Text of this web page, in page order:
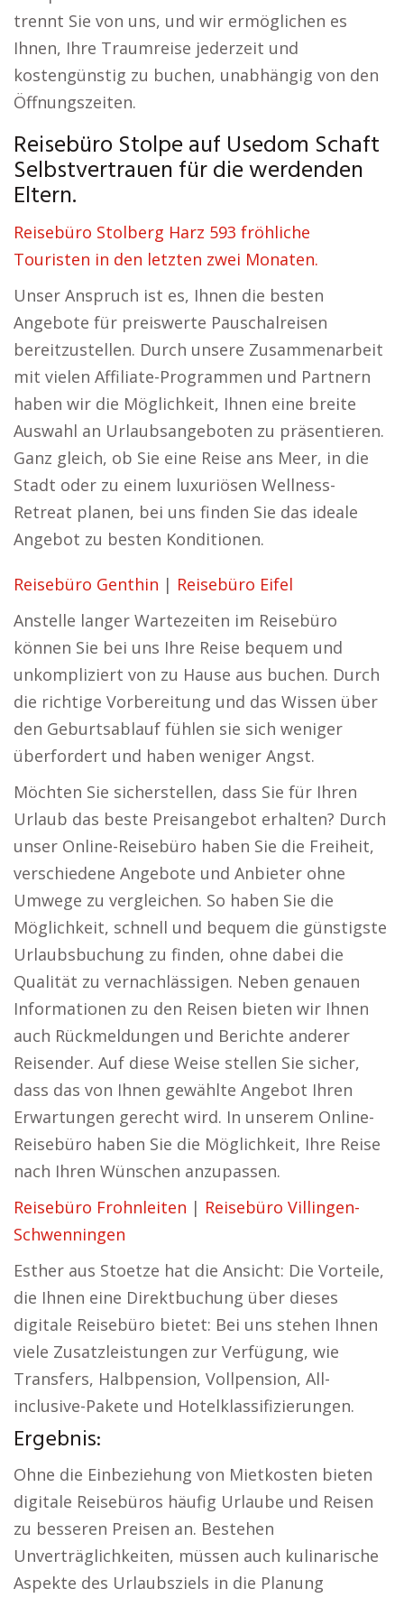
trennt Sie von uns, und wir ermöglichen es
Ihnen, Ihre Traumreise jederzeit und
kostengünstig zu buchen, unabhängig von den
Öffnungszeiten.
Reisebüro Stolpe auf Usedom Schaft
Selbstvertrauen für die werdenden
Eltern.
Reisebüro Stolberg Harz 593 fröhliche
Touristen in den letzten zwei Monaten.
Unser Anspruch ist es, Ihnen die besten
Angebote für preiswerte Pauschalreisen
bereitzustellen. Durch unsere Zusammenarbeit
mit vielen Affiliate-Programmen und Partnern
haben wir die Möglichkeit, Ihnen eine breite
Auswahl an Urlaubsangeboten zu präsentieren.
Ganz gleich, ob Sie eine Reise ans Meer, in die
Stadt oder zu einem luxuriösen Wellness-
Retreat planen, bei uns finden Sie das ideale
Angebot zu besten Konditionen.
Reisebüro Genthin | Reisebüro Eifel
Anstelle langer Wartezeiten im Reisebüro
können Sie bei uns Ihre Reise bequem und
unkompliziert von zu Hause aus buchen. Durch
die richtige Vorbereitung und das Wissen über
den Geburtsablauf fühlen sie sich weniger
überfordert und haben weniger Angst.
Möchten Sie sicherstellen, dass Sie für Ihren
Urlaub das beste Preisangebot erhalten? Durch
unser Online-Reisebüro haben Sie die Freiheit,
verschiedene Angebote und Anbieter ohne
Umwege zu vergleichen. So haben Sie die
Möglichkeit, schnell und bequem die günstigste
Urlaubsbuchung zu finden, ohne dabei die
Qualität zu vernachlässigen. Neben genauen
Informationen zu den Reisen bieten wir Ihnen
auch Rückmeldungen und Berichte anderer
Reisender. Auf diese Weise stellen Sie sicher,
dass das von Ihnen gewählte Angebot Ihren
Erwartungen gerecht wird. In unserem Online-
Reisebüro haben Sie die Möglichkeit, Ihre Reise
nach Ihren Wünschen anzupassen.
Reisebüro Frohnleiten | Reisebüro Villingen-
Schwenningen
Esther aus Stoetze hat die Ansicht: Die Vorteile,
die Ihnen eine Direktbuchung über dieses
digitale Reisebüro bietet: Bei uns stehen Ihnen
viele Zusatzleistungen zur Verfügung, wie
Transfers, Halbpension, Vollpension, All-
inclusive-Pakete und Hotelklassifizierungen.
Ergebnis:
Ohne die Einbeziehung von Mietkosten bieten
digitale Reisebüros häufig Urlaube und Reisen
zu besseren Preisen an. Bestehen
Unverträglichkeiten, müssen auch kulinarische
Aspekte des Urlaubsziels in die Planung